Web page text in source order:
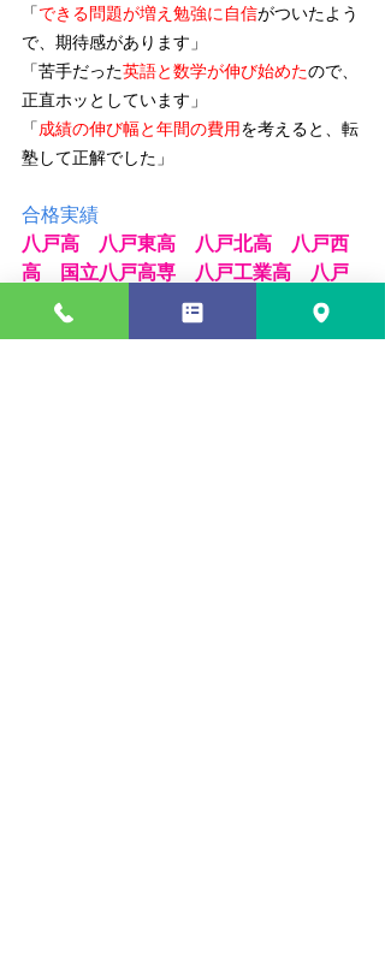
「できる問題が増え勉強に自信がついたよう
で、期待感があります」
「苦手だった英語と数学が伸び始めたので、
正直ホッとしています」
「成績の伸び幅と年間の費用を考えると、転
塾して正解でした」
合格実績
八戸高　八戸東高　八戸北高　八戸西
高　国立八戸高専　八戸工業高　八戸
商業高　八戸工業大学第一高　八戸工
業大学第二高　千葉学園高　八戸聖ウ